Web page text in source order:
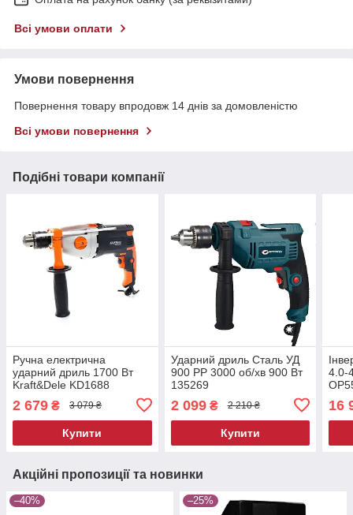
Всі умови оплати
Умови повернення
Повернення товару впродовж 14 днів за домовленістю
Всі умови повернення
Подібні товари компанії
Ручна електрична
ударний дриль 1700 Вт
Kraft&Dele KD1688
2 679 ₴ 3 079 ₴
Купити
Ударний дриль Сталь УД
900 РР 3000 об/хв 900 Вт
135269
2 099₴ 2 210 ₴
Купити
4.0-
16
Акційні пропозиції та новинки
–40% –25%